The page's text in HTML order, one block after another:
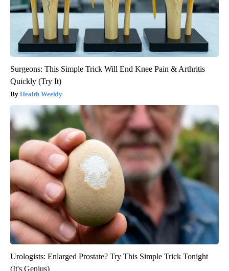
Surgeons: This Simple Trick Will End Knee Pain & Arthritis
Quickly (Try It)
Health Weekly
Urologists: Enlarged Prostate? Try This Simple Trick Tonight
(It's Genius)